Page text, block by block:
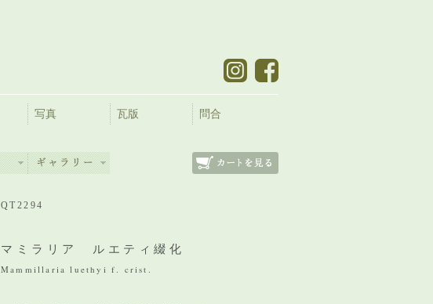
写真 瓦版 問合
QT2294
マミラリア ルエティ綴化
Mammillaria luethyi f. crist.